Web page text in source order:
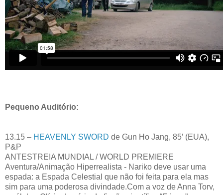
Pequeno Auditório:
13.15 – HEAVENLY SWORD de Gun Ho Jang, 85’ (EUA),
P&P
ANTESTREIA MUNDIAL / WORLD PREMIERE
Aventura/Animação Hiperrealista - Nariko deve usar uma
espada: a Espada Celestial que não foi feita para ela mas
sim para uma poderosa divindade.Com a voz de Anna Torv,